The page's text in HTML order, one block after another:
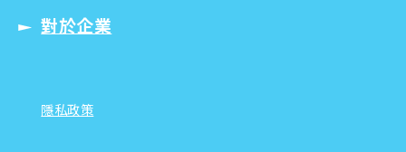
對於企業
隱私政策